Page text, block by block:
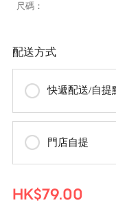
尺碼：
配送方式
快遞配送/自提
門店自提
HK$79.00